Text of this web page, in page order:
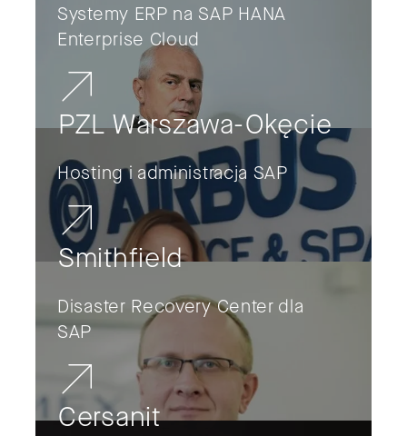
Systemy ERP na SAP HANA
Enterprise Cloud
PZL Warszawa-Okęcie
Hosting i administracja SAP
Smithfield
Disaster Recovery Center dla
SAP
Cersanit